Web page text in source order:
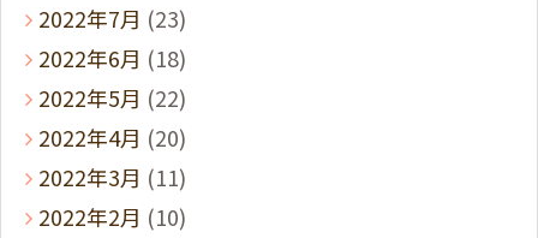
2022年7月 (23)
2022年6月 (18)
2022年5月 (22)
2022年4月 (20)
2022年3月 (11)
2022年2月 (10)